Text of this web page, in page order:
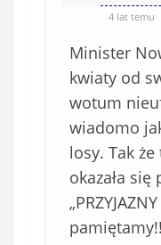
4 lat temu
Minister
kwiaty od
wotum
wiadomo
losy. Tak
okazała się